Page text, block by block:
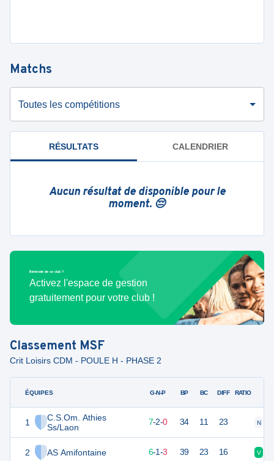
Matchs
Toutes les compétitions
RÉSULTATS CALENDRIER
Aucun résultat de disponible pour le
moment. 😔
Bénévole de ce club ?
Activez l'espace de gestion
gratuitement pour votre club !
Classement MSF
Crit Loisirs CDM - POULE H - PHASE 2
ÉQUIPES
1
C.S.Om. Athies
Ss/Laon
2 AS Amifontaine
G-N-P BP BC DIFF RATIO
7-2-0 34 11 23 N
6-1-3 39 23 16 V